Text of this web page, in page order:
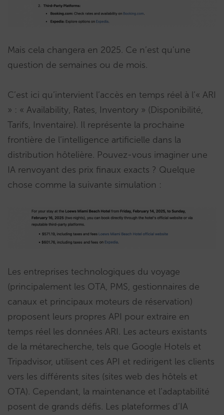
Mais cela changera en 2025. Ce n’est qu’une
question de semaines ou de mois.
C’est ici qu’intervient l’accès en temps réel à l’« ARI
» : « Availability, Rates, Inventory » (Disponibilité,
Tarifs, Inventaire). Il représente la prochaine
frontière de l’intelligence artificielle dans la
distribution hôtelière. Pouvez-vous imaginer une
IA renvoyant des prix finaux exacts ? Quelque
chose comme la suivante simulation :
Les entreprises technologiques du voyage
(principalement les OTA, PMS, gestionnaires de
canaux et principaux moteurs de réservation)
proposent leurs propres API pour extraire en
temps réel les données ARI. Les acteurs existants
de la métarecherche, tels que Google Hotels et
Tripadvisor, utilisent ces API et redirigent les clients
vers les différents sites (sites web des hôtels et
OTA). Cependant, la maintenance et l’adaptabilité
posent de grands défis. Les plateformes d’IA